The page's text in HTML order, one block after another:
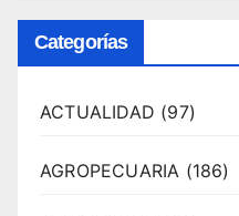
Categorías
ACTUALIDAD (97)
AGROPECUARIA (186)